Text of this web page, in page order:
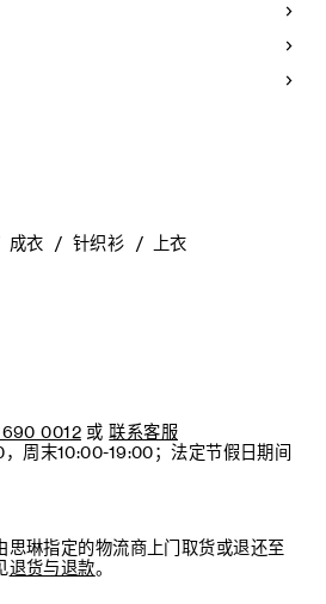
成衣 针织衫 上衣
0012 或 联系客服
周末10:00-19:00；法定节假日期间
思琳指定的物流商上门取货或退还至
退货与退款。